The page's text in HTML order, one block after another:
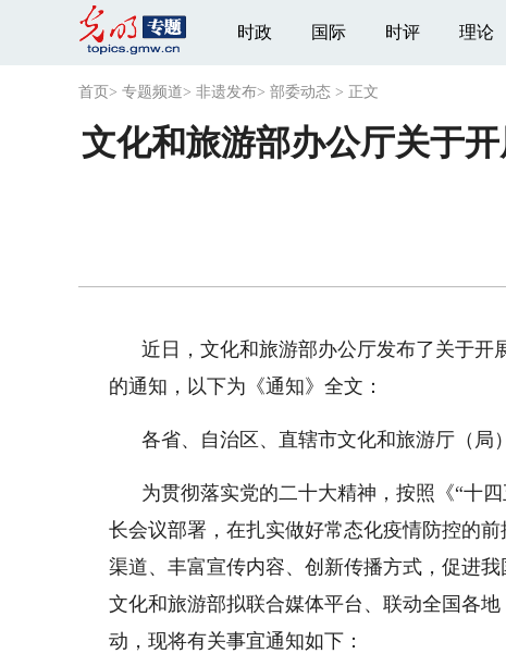
时政 国际 时评 理论
首页 > 专题频道> 非遗发布> 部委动态 > 正文
文化和旅游部办公厅关于
近日，文化和旅游部办公厅发布了关于开
的通知，以下为《通知》全文：
各省、自治区、直辖市文化和旅游厅（局
为贯彻落实党的二十大精神，按照《“十
长会议部署，在扎实做好常态化疫情防控的
渠道、丰富宣传内容、创新传播方式，促进
文化和旅游部拟联合媒体平台、联动全国各
动，现将有关事宜通知如下：